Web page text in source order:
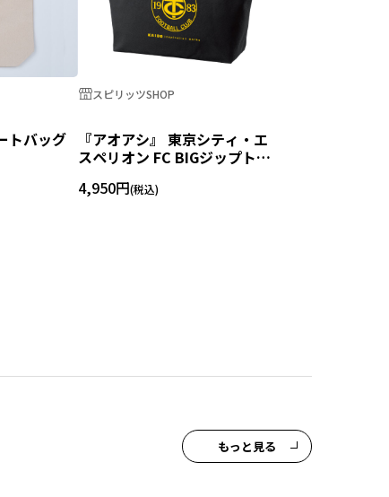
トバッグ
スピリッツSHOP
『アオアシ』 東京シティ・エ
スペリオン FC BIGジップトー
4,950円
もっと見る